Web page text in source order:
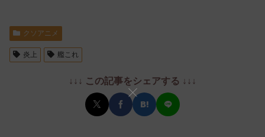
クソアニメ
炎上 艦これ
↓↓↓ この記事をシェアする ↓↓↓